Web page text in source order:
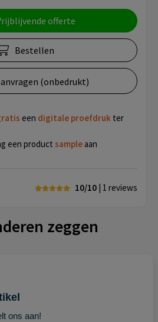
offerte
Bestellen
(onbedrukt)
een digitale proefdruk ter
een product sample aan
10/10 | 1 reviews
zeggen
ons aan!